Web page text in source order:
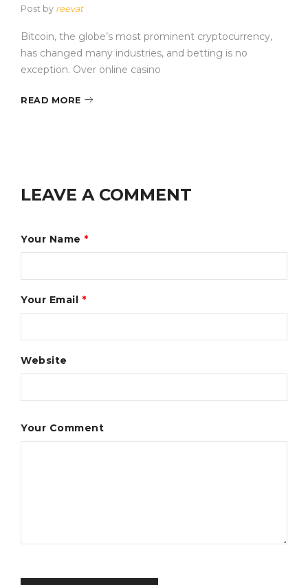
Post by reevat
Bitcoin, the globe’s most prominent cryptocurrency,
has changed many industries, and betting is no
exception. Over online casino
READ MORE
LEAVE A COMMENT
Your Name *
Your Email *
Website
Your Comment